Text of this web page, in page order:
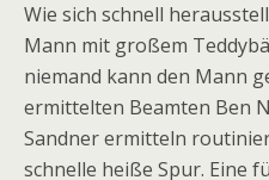
Wie sich schnell
Mann mit großem
niemand kann den Mann
ermittelten Beamten Ben
Sandner ermitteln
schnelle heiße Spur. Eine